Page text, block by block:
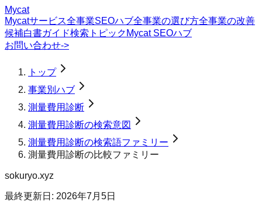
Mycat
Mycatサービス全事業SEOハブ全事業の選び方全事業の改善
候補白書ガイド検索トピック Mycat SEOハブ
お問い合わせ->
トップ
事業別ハブ
測量費用診断
測量費用診断の検索意図
測量費用診断の検索語ファミリー
測量費用診断の比較ファミリー
sokuryo.xyz
最終更新日: 2026年7月5日